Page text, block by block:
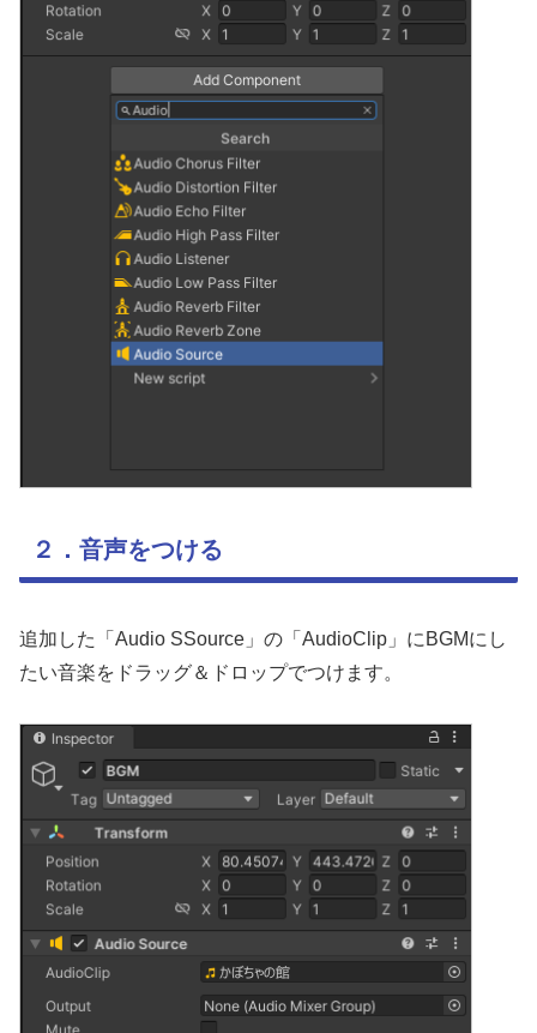
２．音声をつける
追加した「Audio SSource」の「AudioClip」にBGMにし
たい音楽をドラッグ＆ドロップでつけます。